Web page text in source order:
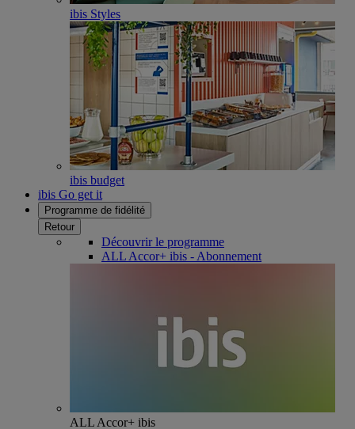
ibis Styles
ibis budget
ibis Go get it
Programme de fidélité
Retour
Découvrir le programme
ALL Accor+ ibis - Abonnement
ALL Accor+ ibis